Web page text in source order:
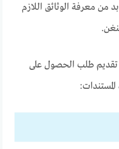
من معرفة الوثائق اللازم
تقديم طلب الحصول على